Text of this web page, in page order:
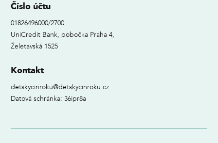
Číslo účtu
01826496000/2700
UniCredit Bank, pobočka Praha 4,
Želetavská 1525
Kontakt
detskycinroku@detskycinroku.cz
Datová schránka: 36ipr8a